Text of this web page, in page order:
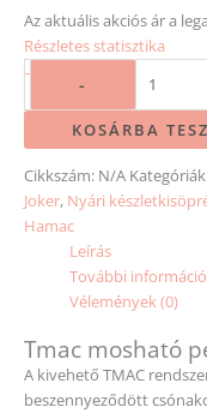
Az aktuális akciós ár a
Részletes statisztika
-
-
KOSÁRBA
Cikkszám: N/A
Joker, Nyári
Hamac
Leírás
További
Vélemények (0)
Tmac mosható
A kivehető TMAC
beszennyeződött